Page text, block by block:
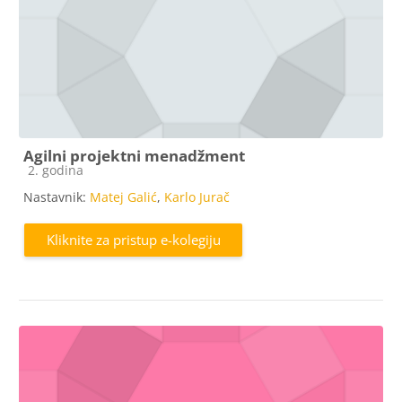
Agilni projektni menadžment
Kategorija e-kolegija
2. godina
Nastavnik: Matej Galić, Karlo Jurač
Kliknite za pristup e-kolegiju